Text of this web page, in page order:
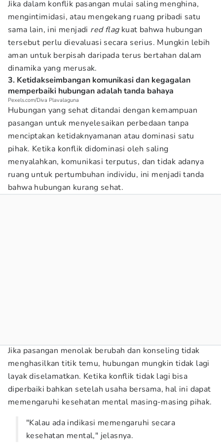
Jika dalam konflik pasangan mulai saling menghina,
mengintimidasi, atau mengekang ruang pribadi satu
sama lain, ini menjadi red flagkuat bahwa hubungan
tersebut perlu dievaluasi secara serius. Mungkin lebih
aman untuk berpisah daripada terus bertahan dalam
dinamika yang merusak.
3. Ketidakseimbangan komunikasi dan kegagalan
memperbaiki hubungan adalah tanda bahaya
Pexels.com/Diva Plavalaguna
Hubungan yang sehat ditandai dengan kemampuan
pasangan untuk menyelesaikan perbedaan tanpa
menciptakan ketidaknyamanan atau dominasi satu
pihak. Ketika konflik didominasi oleh saling
menyalahkan, komunikasi terputus, dan tidak adanya
ruang untuk pertumbuhan individu, ini menjadi tanda
bahwa hubungan kurang sehat.
Jika pasangan menolak berubah dan konseling tidak
menghasilkan titik temu, hubungan mungkin tidak lagi
layak diselamatkan. Ketika konflik tidak lagi bisa
diperbaiki bahkan setelah usaha bersama, hal ini dapat
memengaruhi kesehatan mental masing-masing pihak.
"Kalau ada indikasi memengaruhi secara
kesehatan mental," jelasnya.